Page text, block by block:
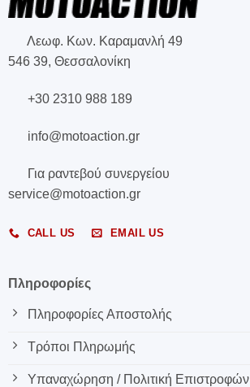
Λεωφ. Κων. Καραμανλή 49
546 39, Θεσσαλονίκη
+30 2310 988 189
info@motoaction.gr
Για ραντεβού συνεργείου
service@motoaction.gr
CALL US EMAIL US
Πληροφορίες
Πληροφορίες Αποστολής
Τρόποι Πληρωμής
Υπαναχώρηση / Πολιτική Επιστροφών